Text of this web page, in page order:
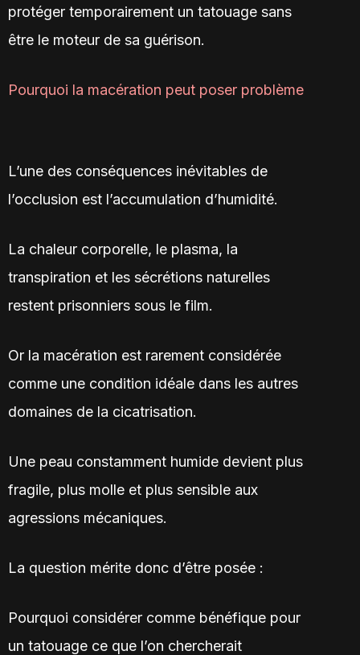
protéger temporairement un tatouage sans
être le moteur de sa guérison.
Pourquoi la macération peut poser problème
L’une des conséquences inévitables de
l’occlusion est l’accumulation d’humidité.
La chaleur corporelle, le plasma, la
transpiration et les sécrétions naturelles
restent prisonniers sous le film.
Or la macération est rarement considérée
comme une condition idéale dans les autres
domaines de la cicatrisation.
Une peau constamment humide devient plus
fragile, plus molle et plus sensible aux
agressions mécaniques.
La question mérite donc d’être posée :
Pourquoi considérer comme bénéfique pour
un tatouage ce que l’on chercherait